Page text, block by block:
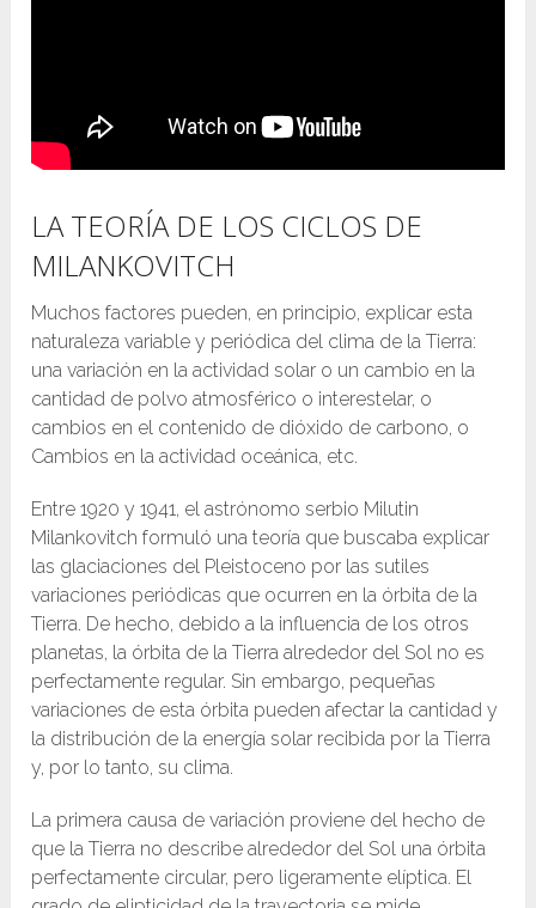
LA TEORÍA DE LOS CICLOS DE
MILANKOVITCH
Muchos factores pueden, en principio, explicar esta
naturaleza variable y periódica del clima de la Tierra:
una variación en la actividad solar o un cambio en la
cantidad de polvo atmosférico o interestelar, o
cambios en el contenido de dióxido de carbono, o
Cambios en la actividad oceánica, etc.
Entre 1920 y 1941, el astrónomo serbio Milutin
Milankovitch formuló una teoría que buscaba explicar
las glaciaciones del Pleistoceno por las sutiles
variaciones periódicas que ocurren en la órbita de la
Tierra. De hecho, debido a la influencia de los otros
planetas, la órbita de la Tierra alrededor del Sol no es
perfectamente regular. Sin embargo, pequeñas
variaciones de esta órbita pueden afectar la cantidad y
la distribución de la energía solar recibida por la Tierra
y, por lo tanto, su clima.
La primera causa de variación proviene del hecho de
que la Tierra no describe alrededor del Sol una órbita
perfectamente circular, pero ligeramente elíptica. El